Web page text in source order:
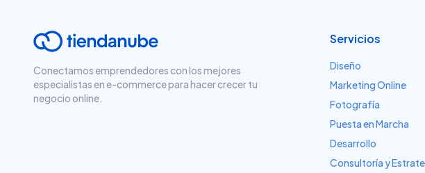
Conectamos emprendedores con los mejores
especialistas en e-commerce para hacer crecer tu
negocio online.
Servicios
Diseño
Marketing Online
Fotografía
Puesta en Marcha
Desarrollo
Consultoría y